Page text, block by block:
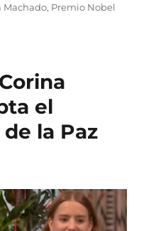
u
a
o
e
l
a
s
Machado, Premio Nobel
el
la Paz